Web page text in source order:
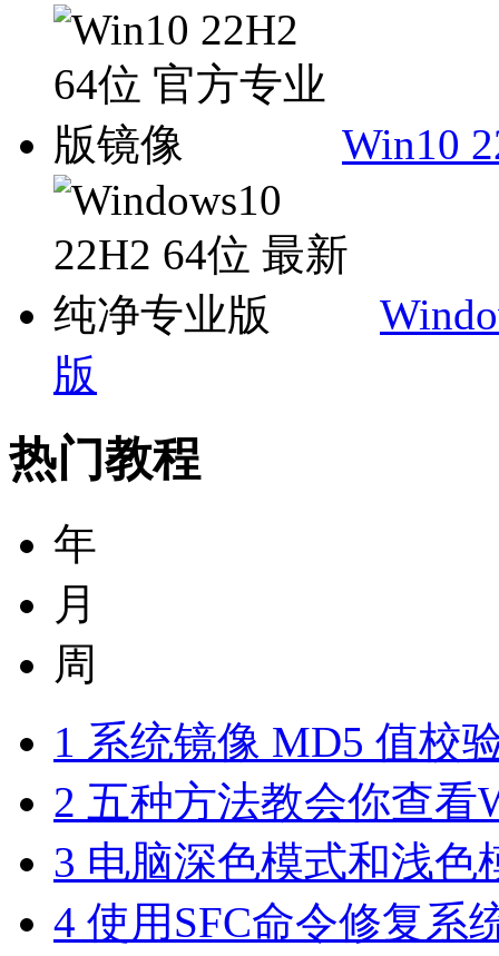
Win10
版
热门教程
年
月
周
1 系统镜像 MD5 值校
2 五种方法教会你查看
3 电脑深色模式和浅色
4 使用SFC命令修复系